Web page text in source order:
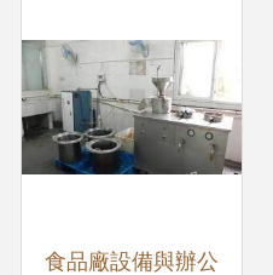
食品廠設備與辦公